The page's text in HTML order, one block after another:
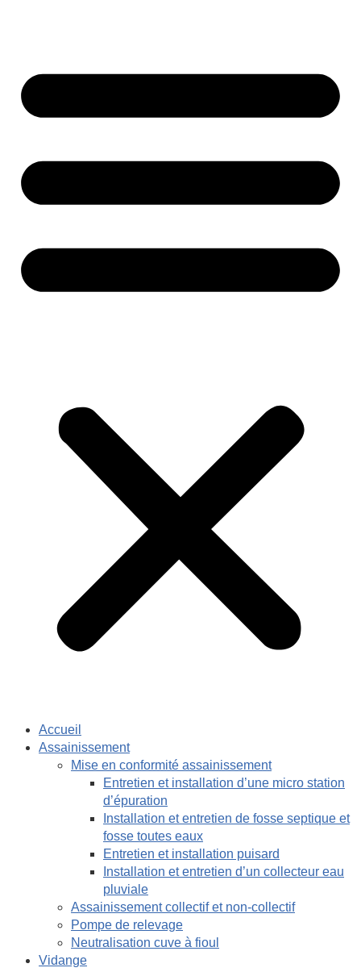
Accueil
Assainissement
Mise en conformité assainissement
Entretien et installation d’une micro station
d’épuration
Installation et entretien de fosse septique et
fosse toutes eaux
Entretien et installation puisard
Installation et entretien d’un collecteur eau
pluviale
Assainissement collectif et non-collectif
Pompe de relevage
Neutralisation cuve à fioul
Vidange